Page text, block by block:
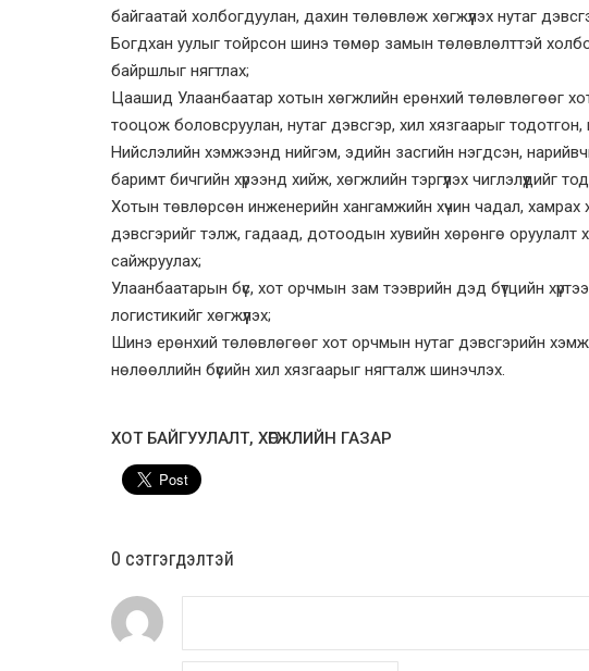
байгаатай холбогдуулан, дахин төлөвлөж хөгжүүлэх нутаг
Богдхан уулыг тойрсон шинэ төмөр замын төлөвлөлттэй
байршлыг нягтлах;
Цаашид Улаанбаатар хотын хөгжлийн ерөнхий төлөвлөгөөг
тооцож боловсруулан, нутаг дэвсгэр, хил хязгаарыг
Нийслэлийн хэмжээнд нийгэм, эдийн засгийн нэгдсэн,
баримт бичгийн хүрээнд хийж, хөгжлийн тэргүүлэх чиглэлүүдийг
Хотын төвлөрсөн инженерийн хангамжийн хүчин чадал, хамрах
дэвсгэрийг тэлж, гадаад, дотоодын хувийн хөрөнгө
сайжруулах;
Улаанбаатарын бүс, хот орчмын зам тээврийн дэд бүтцийн
логистикийг хөгжүүлэх;
Шинэ ерөнхий төлөвлөгөөг хот орчмын нутаг дэвсгэрийн
нөлөөллийн бүсийн хил хязгаарыг нягталж шинэчлэх.
ХОТ БАЙГУУЛАЛТ, ХӨГЖЛИЙН ГАЗАР
0 cэтгэгдэлтэй